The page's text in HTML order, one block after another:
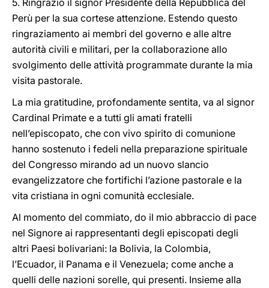
5. Ringrazio il signor Presidente della Repubblica del
Perù per la sua cortese attenzione. Estendo questo
ringraziamento ai membri del governo e alle altre
autorità civili e militari, per la collaborazione allo
svolgimento delle attività programmate durante la mia
visita pastorale.
La mia gratitudine, profondamente sentita, va al signor
Cardinal Primate e a tutti gli amati fratelli
nell’episcopato, che con vivo spirito di comunione
hanno sostenuto i fedeli nella preparazione spirituale
del Congresso mirando ad un nuovo slancio
evangelizzatore che fortifichi l’azione pastorale e la
vita cristiana in ogni comunità ecclesiale.
Al momento del commiato, do il mio abbraccio di pace
nel Signore ai rappresentanti degli episcopati degli
altri Paesi bolivariani: la Bolivia, la Colombia,
l’Ecuador, il Panama e il Venezuela; come anche a
quelli delle nazioni sorelle, qui presenti. Insieme alla